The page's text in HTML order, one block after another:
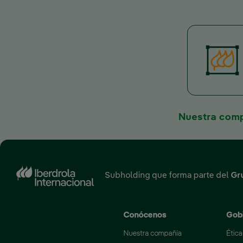
Nuestra
Subholding que forma parte del
Conócenos
Nuestra compañía